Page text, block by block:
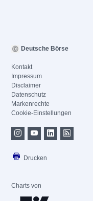
Deutsche Börse
Kontakt
Impressum
Disclaimer
Datenschutz
Markenrechte
Cookie-Einstellungen
Drucken
Charts von